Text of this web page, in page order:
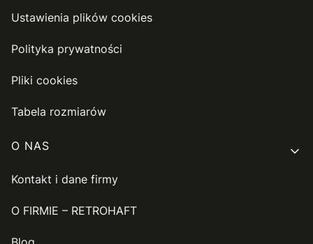
Ustawienia plików cookies
Polityka prywatności
Pliki cookies
Tabela rozmiarów
O NAS
Kontakt i dane firmy
O FIRMIE – RETROHAFT